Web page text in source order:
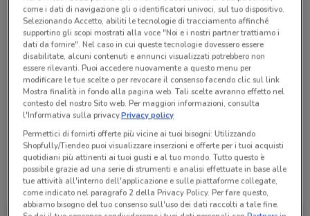
Chiama il negozio
Aperto
Lunedì 10:00 / 19:00
Martedì 09:30 / 19:00
Mercoledì 09:30 / 19:00
Giovedì 09:30 / 19:00
Venerdì 09:30 / 19:00
Sabato 09:30 / 19:00
Domenica 14:00 / 19:00
0461 261080
Trento Pinalli Store
Tutte le promozioni di questo negozio
come i dati di navigazione gli o identificatori univoci, sul tuo dispositivo.
Selezionando Accetto, abiliti le tecnologie di tracciamento affinché
supportino gli scopi mostrati alla voce "Noi e i nostri partner trattiamo i
dati da fornire". Nel caso in cui queste tecnologie dovessero essere
disabilitate, alcuni contenuti e annunci visualizzati potrebbero non
essere rilevanti. Puoi accedere nuovamente a questo menu per
modificare le tue scelte o per revocare il consenso facendo clic sul link
Mostra finalità in fondo alla pagina web. Tali scelte avranno effetto nel
contesto del nostro Sito web. Per maggiori informazioni, consulta
l'Informativa sulla privacy.Privacy policy
Permettici di fornirti offerte più vicine ai tuoi bisogni: Utilizzando
Shopfully/Tiendeo puoi visualizzare inserzioni e offerte per i tuoi acquisti
quotidiani più attinenti ai tuoi gusti e al tuo mondo. Tutto questo è
possibile grazie ad una serie di strumenti e analisi effettuate in base alle
tue attività all'interno dell'applicazione e sulle piattaforme collegate,
come indicato nel paragrafo 2 della Privacy Policy. Per fare questo,
abbiamo bisogno del tuo consenso sull'uso dei dati raccolti a tale fine.